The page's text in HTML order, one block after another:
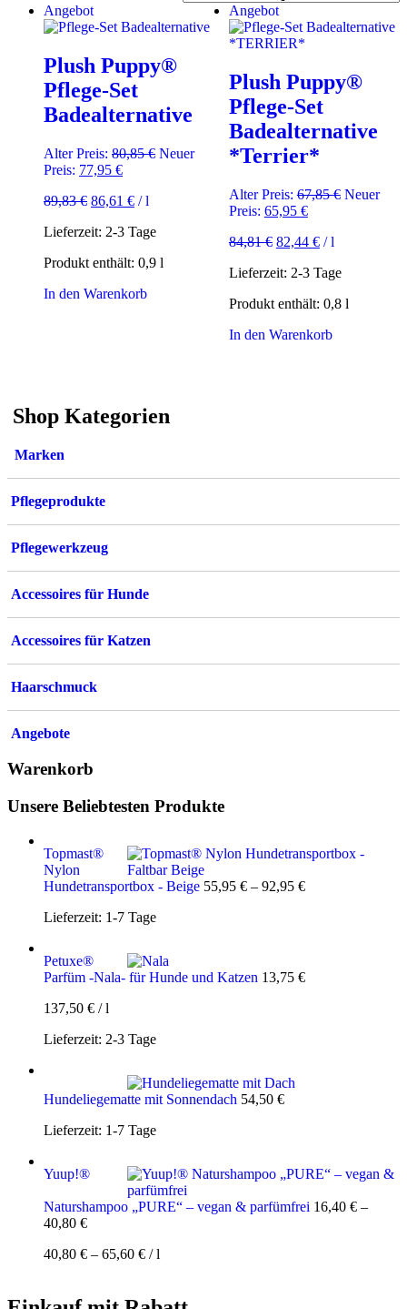
Angebot
Plush Puppy®
Pflege-Set
Badealternative
Alter Preis: 80,85€ Ursprünglicher
Neuer
Preis: 77,95 €Aktueller
ist:
89,83€ 86,61 € /l
Lieferzeit: 2-3 Tage
Produkt enthält: 0,9 l
In den Warenkorb
Angebot
Plush Puppy®
Pflege-Set
Badealternative
*Terrier*
Alter Preis: 67,85€ Neuer
Preis: 65,95 €Aktueller
ist:
84,81€ 82,44 €/l
Lieferzeit: 2-3 Tage
Produkt enthält: 0,8 l
In den Warenkorb
Shop Kategorien
Marken
Pflegeprodukte
Pflegewerkzeug
Accessoires für Hunde
Accessoires für Katzen
Haarschmuck
Angebote
Warenkorb
Unsere Beliebtesten Produkte
Topmast®
Nylon
Hundetransportbox - Beige 55,95 € – 92,95 €
Lieferzeit: 1-7 Tage
Petuxe®
Parfüm -Nala- für Hunde und Katzen 13,75 €
137,50 € /l
Lieferzeit: 2-3 Tage
Hundeliegematte mit Sonnendach 54,50 €
Lieferzeit: 1-7 Tage
Yuup!®
Naturshampoo „PURE“ – vegan & parfümfrei 16,40 € –
40,80 €
40,80 € – 65,60 € /l